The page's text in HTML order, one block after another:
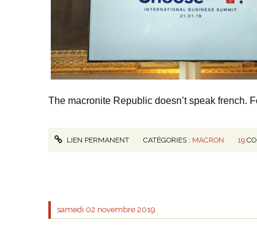
The macronite Republic doesn’t speak french.
LIEN PERMANENT CATÉGORIES : MACRON 19
samedi 02 novembre 2019